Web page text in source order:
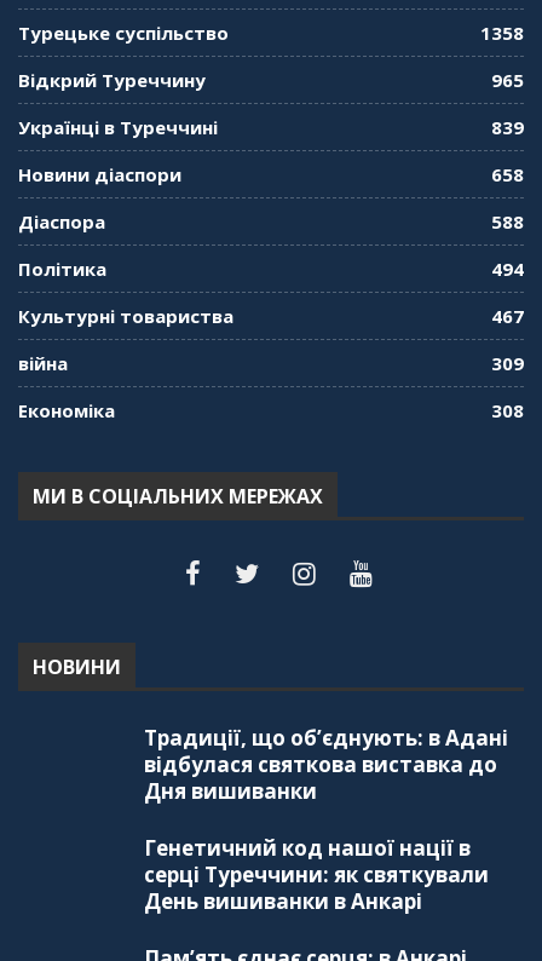
Турецьке суспільство
1358
Відкрий Туреччину
965
Українці в Туреччині
839
Новини діаспори
658
Діаспора
588
Політика
494
Культурні товариства
467
війна
309
Економіка
308
МИ В СОЦІАЛЬНИХ МЕРЕЖАХ
НОВИНИ
Традиції, що об’єднують: в Адані
відбулася святкова виставка до
Дня вишиванки
Генетичний код нашої нації в
серці Туреччини: як святкували
День вишиванки в Анкарі